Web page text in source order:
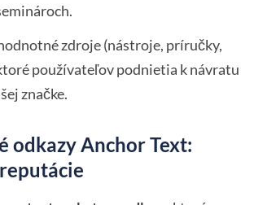
zdroje (nástroje, príručky,
používateľov podnietia k návratu
značke.
odkazy Anchor Text: